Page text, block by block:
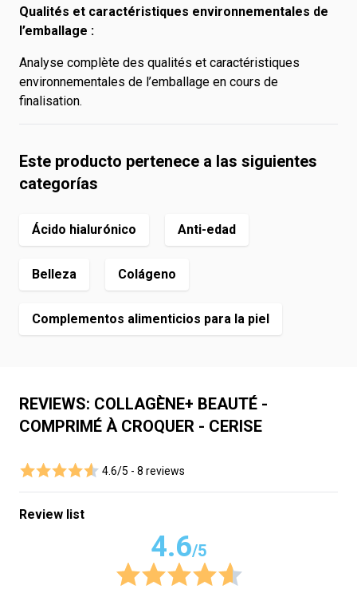
Qualités et caractéristiques environnementales de
l’emballage :
Analyse complète des qualités et caractéristiques
environnementales de l’emballage en cours de
finalisation.
Este producto pertenece a las siguientes
categorías
Ácido hialurónico Anti-edad
Belleza Colágeno
Complementos alimenticios para la piel
REVIEWS: COLLAGÈNE+ BEAUTÉ -
COMPRIMÉ À CROQUER - CERISE
4.6/5 - 8 reviews
Review list
4.6/5